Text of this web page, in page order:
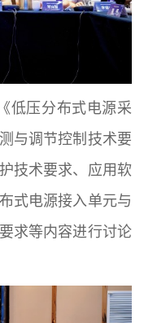
低压分布式电源采
与调节控制技术要
技术要求、应用软
式电源接入单元与
求等内容进行讨论